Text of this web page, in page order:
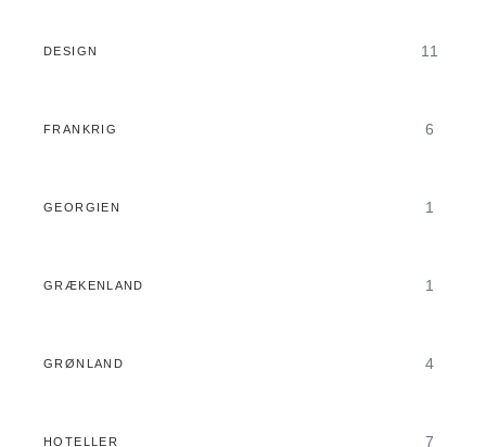
DESIGN 11
FRANKRIG 6
GEORGIEN 1
GRÆKENLAND 1
GRØNLAND 4
HOTELLER 7